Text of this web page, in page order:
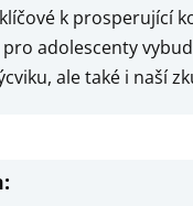
k prosperující
adolescenty
ale také i naší